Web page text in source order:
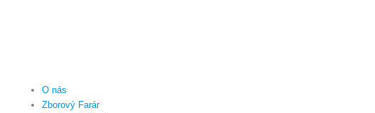
O nás
Zborový Farár